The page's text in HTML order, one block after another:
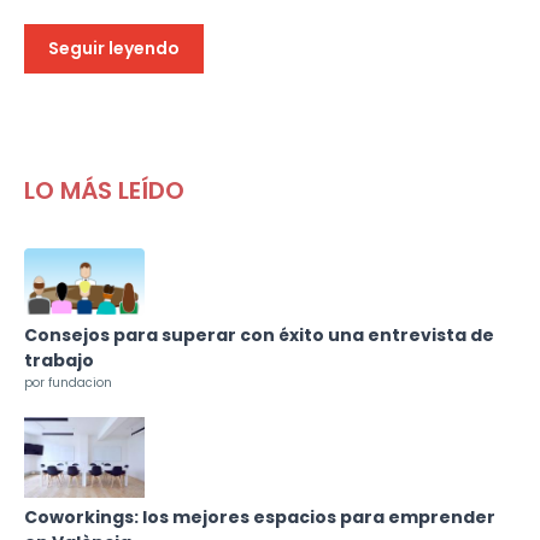
Seguir leyendo
LO MÁS LEÍDO
Consejos para superar con éxito una entrevista de
trabajo
por fundacion
Coworkings: los mejores espacios para emprender